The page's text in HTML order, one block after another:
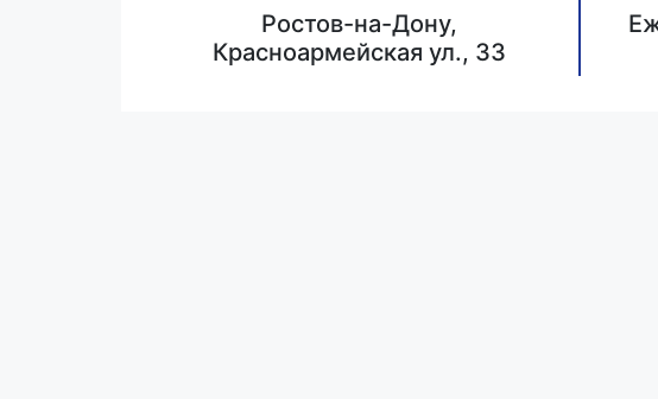
Ростов-на-Дону,
Красноармейская ул., 33